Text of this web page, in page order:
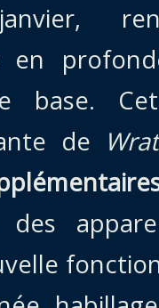
le vol
Uldum
Val
en
base.
de